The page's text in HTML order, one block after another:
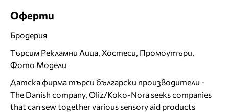
Оферти
Бродерия
Търсим Рекламни Лица, Хостеси, Промоутъри,
Фото Модели
Датска фирма търси български производители -
The Danish company, Oliz/Koko-Nora seeks companies
that can sew together various sensory aid products